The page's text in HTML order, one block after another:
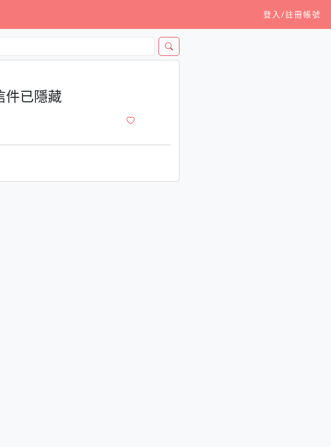
登入/註冊帳號
件已隱藏